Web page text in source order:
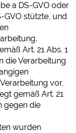
a DS-GVO oder
GVO stützte, und
Art. 21 Abs. 1
die Verarbeitung
vor,
gemäß Art. 21
gegen die
wurden